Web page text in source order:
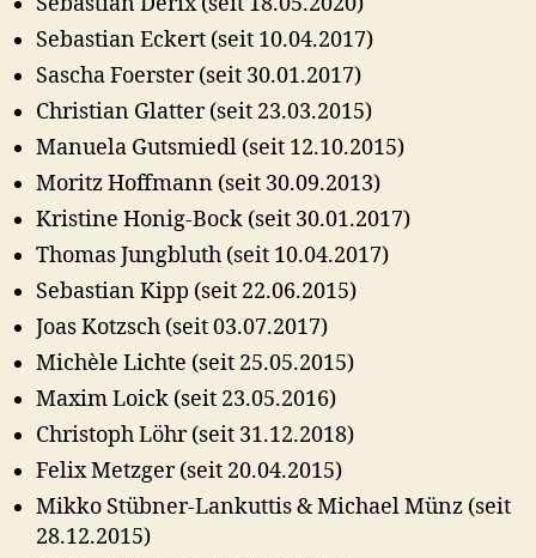
Sebastian Eckert (seit 10.04.2017)
Sascha Foerster (seit 30.01.2017)
Christian Glatter (seit 23.03.2015)
Manuela Gutsmiedl (seit 12.10.2015)
Moritz Hoffmann (seit 30.09.2013)
Kristine Honig-Bock (seit 30.01.2017)
Thomas Jungbluth (seit 10.04.2017)
Sebastian Kipp (seit 22.06.2015)
Joas Kotzsch (seit 03.07.2017)
Michèle Lichte (seit 25.05.2015)
Maxim Loick (seit 23.05.2016)
Christoph Löhr (seit 31.12.2018)
Felix Metzger (seit 20.04.2015)
Mikko Stübner-Lankuttis & Michael Münz (seit
28.12.2015)